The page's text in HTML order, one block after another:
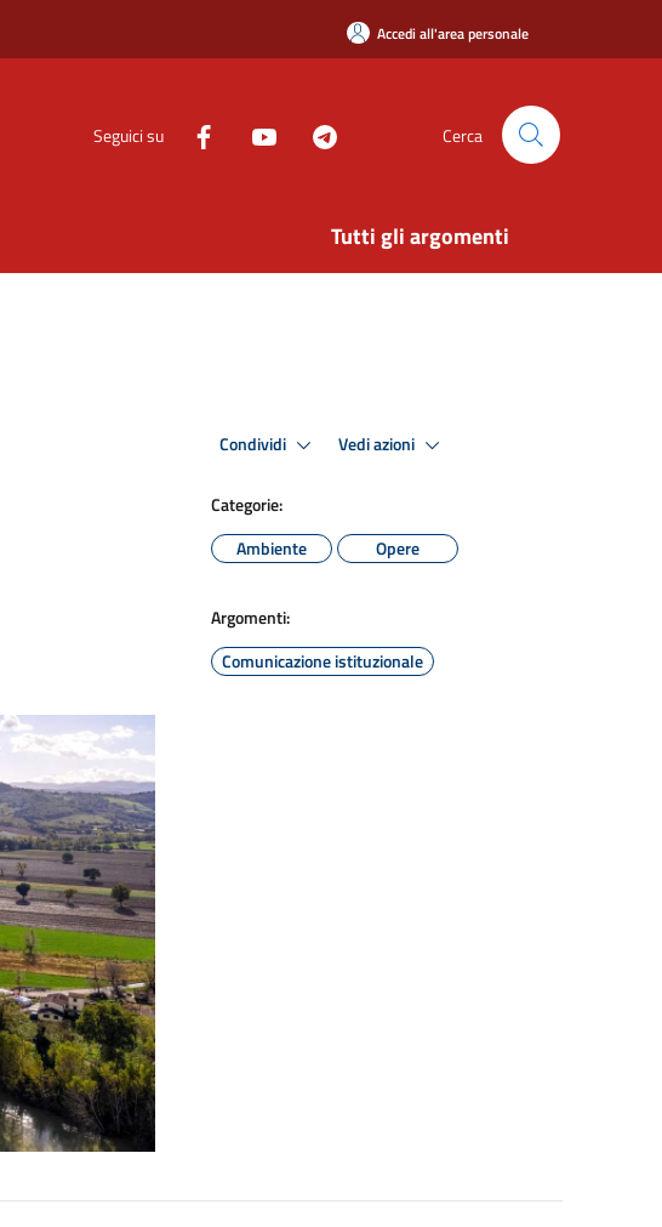
Accedi all'area personale
Seguici su Cerca
Tutti gli argomenti
Condividi Vedi azioni
Categorie:
Ambiente
Opere
Argomenti:
Comunicazione istituzionale